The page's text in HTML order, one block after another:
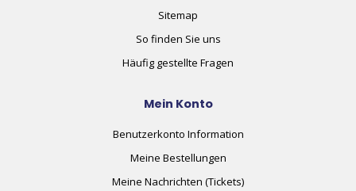
Sitemap
So finden Sie uns
Häufig gestellte Fragen
Mein Konto
Benutzerkonto Information
Meine Bestellungen
Meine Nachrichten (Tickets)